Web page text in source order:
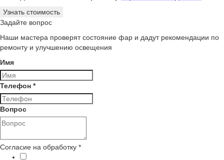
Узнать стоимость
Задайте вопрос
Наши мастера проверят состояние фар и дадут рекомендации по
ремонту и улучшению освещения
Имя
Телефон *
обработку
Телефон
Согласие
Вопрос
Согласие на обработку *